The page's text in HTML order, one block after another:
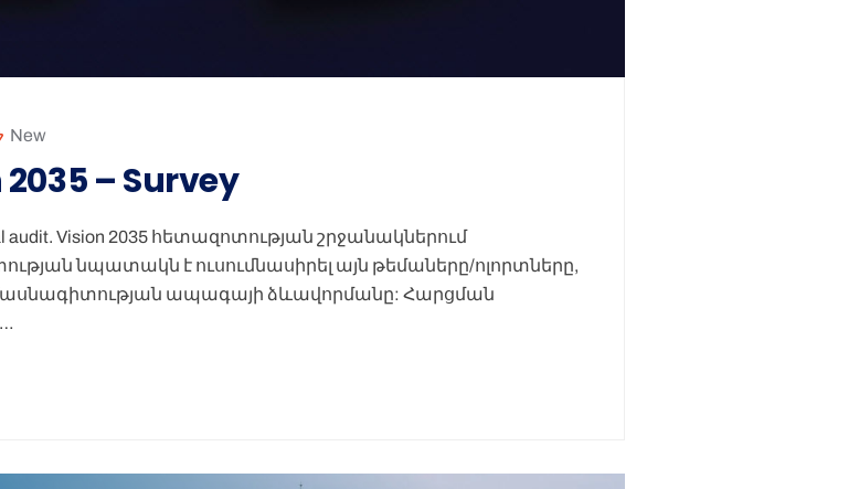
New
– Survey
audit. Vision 2035 հետազոտության շրջանակներում
նպատակն է ուսումնասիրել այն թեմաները/ոլորտները,
ապագայի ձևավորմանը: Հարցման